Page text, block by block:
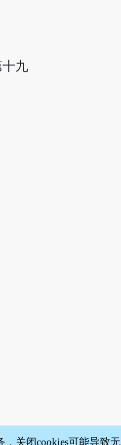
九
关闭cookies可能导致无